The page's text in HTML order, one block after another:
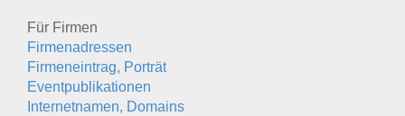
Für Firmen
Firmenadressen
Firmeneintrag, Porträt
Eventpublikationen
Internetnamen, Domains